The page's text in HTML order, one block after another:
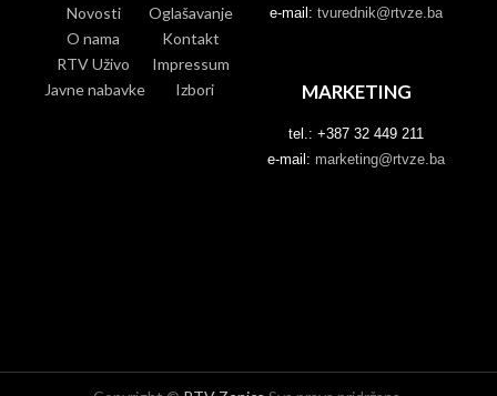
Novosti
Oglašavanje
O nama
Kontakt
RTV Uživo
Impressum
Javne nabavke
Izbori
e-mail: tvurednik@rtvze.ba
MARKETING
tel.: +387 32 449 211
e-mail: marketing@rtvze.ba